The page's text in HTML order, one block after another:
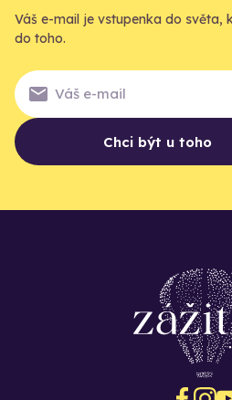
Váš e-mail je vstupenka do světa,
do toho.
Chci být u toho